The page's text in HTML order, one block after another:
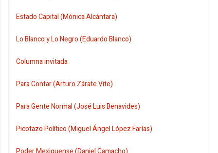
Estado Capital (Mónica Alcántara)
Lo Blanco y Lo Negro (Eduardo Blanco)
Columna invitada
Para Contar (Arturo Zárate Vite)
Para Gente Normal (José Luis Benavides)
Picotazo Político (Miguel Ángel López Farías)